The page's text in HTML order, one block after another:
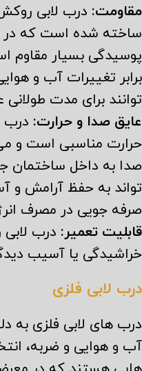
مقاومت: درب لابی
ساخته شده است که در
پوسیدگی بسیار مقاوم
برابر تغییرات آب و
توانند برای مدت طولانی
عایق صدا و حرارت: درب
حرارت مناسبی است و می
صدا به داخل ساختمان
تواند به حفظ آرامش
صرفه جویی در مصرف
قابلیت تعمیر: درب
خراشیدگی یا آسیب
درب لابی فلزی
درب های لابی فلزی به
آب و هوایی و ضربه،